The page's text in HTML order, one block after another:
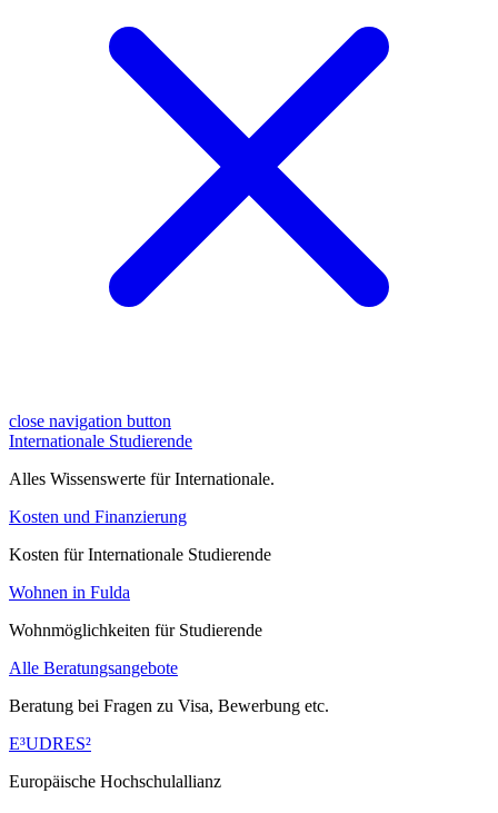
close navigation button
Internationale Studierende
Alles Wissenswerte für Internationale.
Kosten und Finanzierung
Kosten für Internationale Studierende
Wohnen in Fulda
Wohnmöglichkeiten für Studierende
Alle Beratungsangebote
Beratung bei Fragen zu Visa, Bewerbung etc.
E³UDRES²
Europäische Hochschulallianz